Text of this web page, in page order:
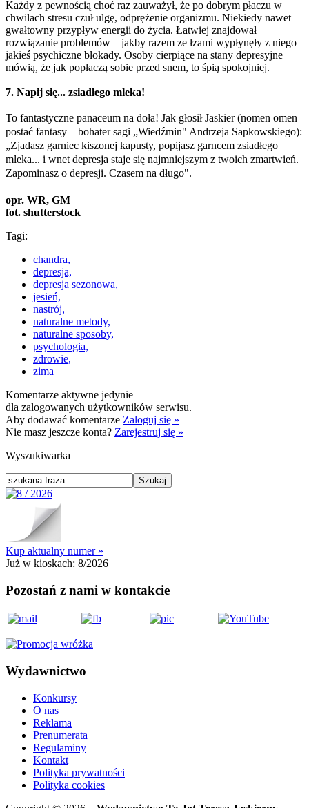
Każdy z pewnością choć raz zauważył, że po dobrym płaczu w
chwilach stresu czuł ulgę, odprężenie organizmu. Niekiedy nawet
gwałtowny przypływ energii do życia. Łatwiej znajdował
rozwiązanie problemów – jakby razem ze łzami wypłynęły z niego
jakieś psychiczne blokady. Osoby cierpiące na stany depresyjne
mówią, że jak popłaczą sobie przed snem, to śpią spokojniej.
7. Napij się... zsiadłego mleka!
To fantastyczne panaceum na doła! Jak głosił Jaskier (nomen omen
postać fantasy – bohater sagi „Wiedźmin" Andrzeja Sapkowskiego):
„Zjadasz garniec kiszonej kapusty, popijasz garncem zsiadłego
mleka... i wnet depresja staje się najmniejszym z twoich zmartwień.
Zapominasz o depresji. Czasem na długo".
opr. WR, GM
fot. shutterstock
Tagi:
chandra,
depresja,
depresja sezonowa,
jesień,
nastrój,
naturalne metody,
naturalne sposoby,
psychologia,
zdrowie,
zima
Komentarze aktywne jedynie
dla zalogowanych użytkowników serwisu.
Aby dodawać komentarze Zaloguj się »
Nie masz jeszcze konta? Zarejestruj się »
Wyszukiwarka
Kup aktualny numer »
Już w kioskach: 8/2026
Pozostań z nami w kontakcie
Wydawnictwo
Konkursy
O nas
Reklama
Prenumerata
Regulaminy
Kontakt
Polityka prywatności
Polityka cookies